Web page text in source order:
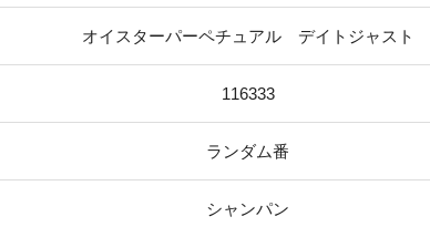
オイスターパーペチュアル デイトジャスト
116333
ランダム番
シャンパン